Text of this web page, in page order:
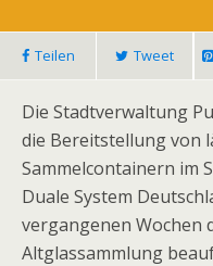
Teilen Tweet
Die Stadtverwaltung
die Bereitstellung von
Sammelcontainern im
Duale System
vergangenen Wochen
Altglassammlung